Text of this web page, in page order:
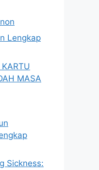
Lengkap
MASA
Sickness: